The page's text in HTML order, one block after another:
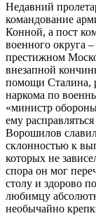
Недавний
командование
Конной, а пост
военного округа
престижном
внезапной
помощи Сталина,
наркома по
«министр
ему
Ворошилов
склонностью к
которых не
спора он мог
столу и здорово
любимцу
необычайно